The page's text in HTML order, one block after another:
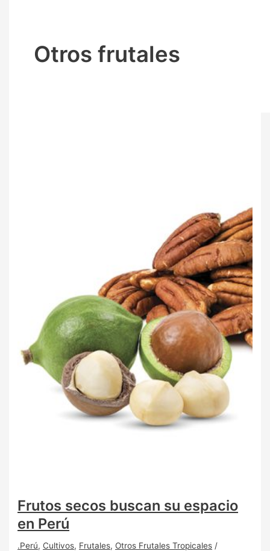
Otros frutales
Frutos secos buscan su espacio
en Perú
.Perú, Cultivos, Frutales, Otros Frutales Tropicales /